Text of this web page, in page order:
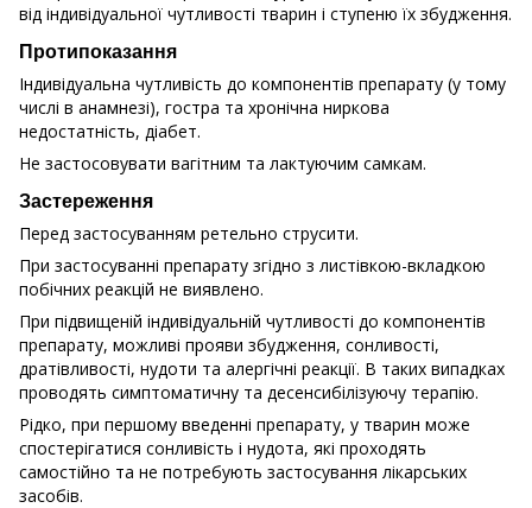
від індивідуальної чутливості тварин і ступеню їх збудження.
Протипоказання
Індивідуальна чутливість до компонентів препарату (у тому
числі в анамнезі), гостра та хронічна ниркова
недостатність, діабет.
Не застосовувати вагітним та лактуючим самкам.
Застереження
Перед застосуванням ретельно струсити.
При застосуванні препарату згідно з листівкою-вкладкою
побічних реакцій не виявлено.
При підвищеній індивідуальній чутливості до компонентів
препарату, можливі прояви збудження, сонливості,
дратівливості, нудоти та алергічні реакції. В таких випадках
проводять симптоматичну та десенсибілізуючу терапію.
Рідко, при першому введенні препарату, у тварин може
спостерігатися сонливість і нудота, які проходять
самостійно та не потребують застосування лікарських
засобів.